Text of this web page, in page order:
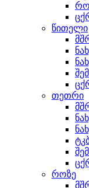
წითელი
თეთრი
როზე